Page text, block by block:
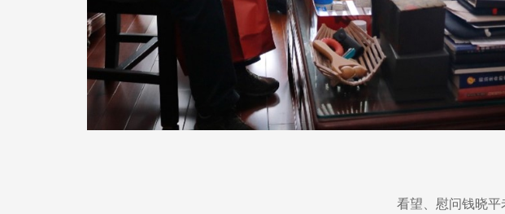
看望、慰问钱晓平